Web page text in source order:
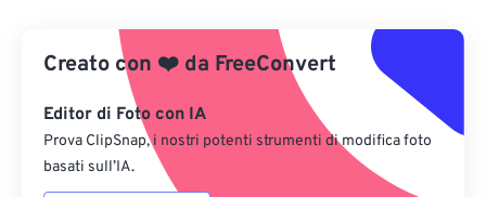
Da Google Drive
Da OneDrive
Creato con ❤️ da FreeConvert
Editor di Foto con IA
Prova ClipSnap, i nostri potenti strumenti di modifica foto
basati sull’IA.